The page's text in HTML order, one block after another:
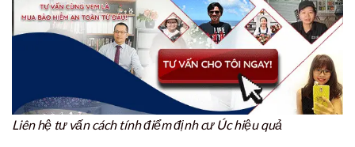
Liên hệ tư vấn cách tính điểm định cư Úc hiệu quả